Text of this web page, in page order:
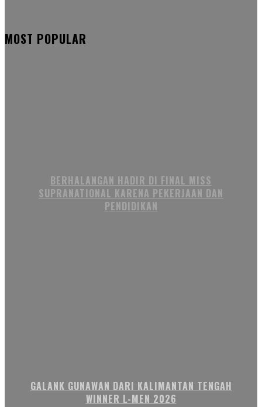
MOST POPULAR
BERHALANGAN HADIR DI FINAL MISS
SUPRANATIONAL KARENA PEKERJAAN DAN
PENDIDIKAN
GALANK GUNAWAN DARI KALIMANTAN TENGAH
WINNER L-MEN 2026